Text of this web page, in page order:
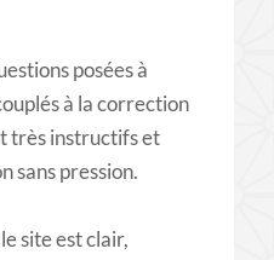
posées à
à la correction
très instructifs et
sans pression.
site est clair,